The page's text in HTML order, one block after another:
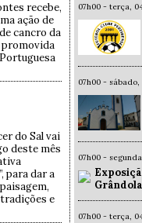
recebe,
ação de
cancro da
promovida
do Sal vai
deste mês
para dar a
e
07h00 - terça,
07h00 -
07h00 -
07h00 - terça,